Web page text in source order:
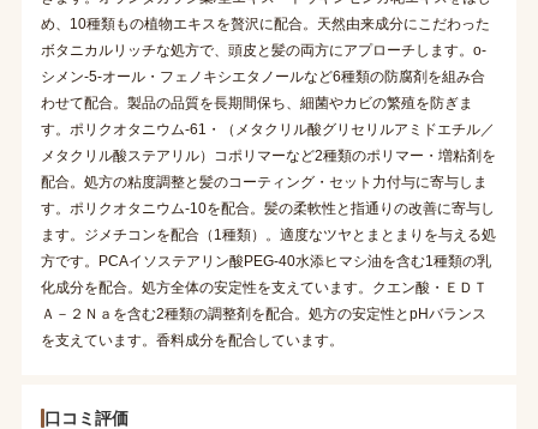
め、10種類もの植物エキスを贅沢に配合。天然由来成分にこだわった
ボタニカルリッチな処方で、頭皮と髪の両方にアプローチします。o-
シメン-5-オール・フェノキシエタノールなど6種類の防腐剤を組み合
わせて配合。製品の品質を長期間保ち、細菌やカビの繁殖を防ぎま
す。ポリクオタニウム-61・（メタクリル酸グリセリルアミドエチル／
メタクリル酸ステアリル）コポリマーなど2種類のポリマー・増粘剤を
配合。処方の粘度調整と髪のコーティング・セット力付与に寄与しま
す。ポリクオタニウム-10を配合。髪の柔軟性と指通りの改善に寄与し
ます。ジメチコンを配合（1種類）。適度なツヤとまとまりを与える処
方です。PCAイソステアリン酸PEG-40水添ヒマシ油を含む1種類の乳
化成分を配合。処方全体の安定性を支えています。クエン酸・ＥＤＴ
Ａ－２Ｎａを含む2種類の調整剤を配合。処方の安定性とpHバランス
を支えています。香料成分を配合しています。
口コミ評価